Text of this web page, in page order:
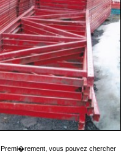
Premi�rement, vous pouvez chercher